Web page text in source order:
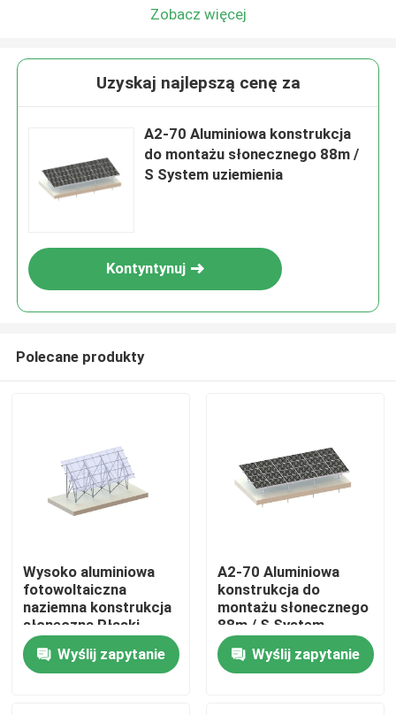
Dom
Produkty
Zobacz więcej
Uzyskaj najlepszą cenę za
A2-70 Aluminiowa konstrukcja
do montażu słonecznego 88m /
S System uziemienia
Kontyntynuj
Polecane produkty
Wysoko aluminiowa
fotowoltaiczna
naziemna konstrukcja
słoneczna Płaski
system regałów
lądowychWyślij zapytanie
A2-70 Aluminiowa
konstrukcja do
montażu słonecznego
88m / S System
uziemienia
Wyślij zapytanie